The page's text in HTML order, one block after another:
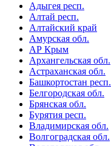
Адыгея респ.
Алтай респ.
Алтайский край
Амурская обл.
АР Крым
Архангельская обл.
Астраханская обл.
Башкортостан респ.
Белгородская обл.
Брянская обл.
Бурятия респ.
Владимирская обл.
Волгоградская обл.